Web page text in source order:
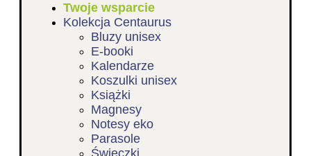
Twoje wsparcie
Kolekcja Centaurus
Bluzy unisex
E-booki
Kalendarze
Koszulki unisex
Książki
Magnesy
Notesy eko
Parasole